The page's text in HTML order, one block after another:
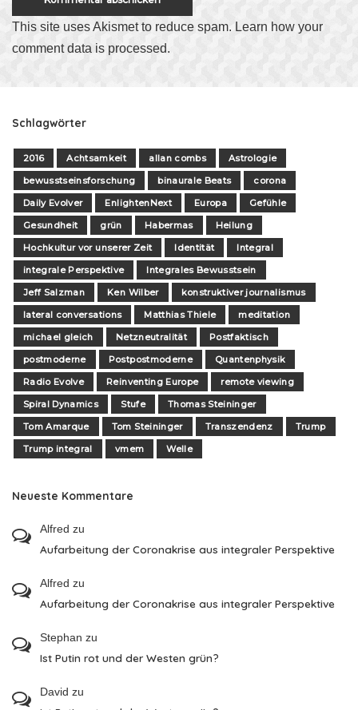
This site uses Akismet to reduce spam. Learn how your
comment data is processed.
Schlagwörter
2016 Achtsamkeit allan combs
Astrologie
bewusstseinsforschung
binaurale Beats
corona
Daily Evolver
EnlightenNext Europa
Gefühle
Gesundheit
grün Habermas
Heilung
Hochkultur vor unserer Zeit
Identität
Integral
integrale Perspektive
Integrales Bewusstsein
Jeff Salzman
Ken Wilber
konstruktiver journalismus
lateral conversations
Matthias Thiele
meditation
michael gleich
Netzneutralität
Postfaktisch
postmoderne
Postpostmoderne
Quantenphysik
Radio Evolve
Reinventing Europe
remote viewing
Spiral Dynamics
Stufe
Thomas Steininger
Tom Amarque
Tom Steininger Transzendenz
Trump
Trump integral
vmem Welle
Neueste Kommentare
Alfred zu
Aufarbeitung der Coronakrise aus integraler Perspektive
Alfred zu
Aufarbeitung der Coronakrise aus integraler Perspektive
Stephan zu
Ist Putin rot und der Westen grün?
David zu